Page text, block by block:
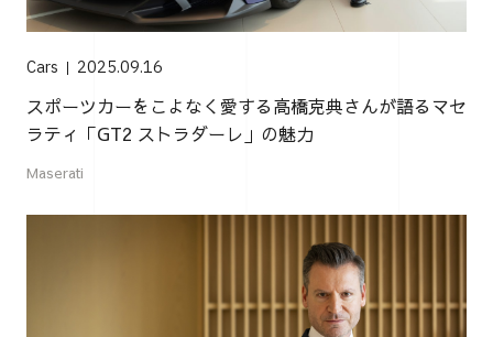
Cars 2025.09.16
スポーツカーをこよなく愛する高橋克典さんが語るマセ
ラティ「GT2 ストラダーレ」の魅力
Maserati